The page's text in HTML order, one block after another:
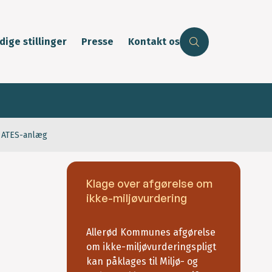
stillinger Presse Kontakt os
anlæg
Klage over afgørelse om
ikke-miljøvurdering
Allerød Kommunes afgørelse
om ikke-miljøvurderingspligt
kan påklages til Miljø- og